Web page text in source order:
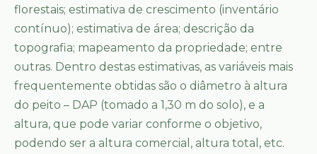
florestais; estimativa de crescimento (inventário
contínuo); estimativa de área; descrição da
topografia; mapeamento da propriedade; entre
outras. Dentro destas estimativas, as variáveis mais
frequentemente obtidas são o diâmetro à altura
do peito – DAP (tomado a 1,30 m do solo), e a
altura, que pode variar conforme o objetivo,
podendo ser a altura comercial, altura total, etc.